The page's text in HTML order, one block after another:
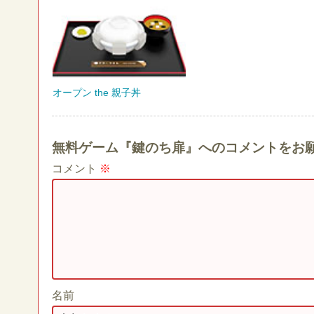
オープン the 親子丼
無料ゲーム『鍵のち扉』へのコメントをお
コメント ※
名前